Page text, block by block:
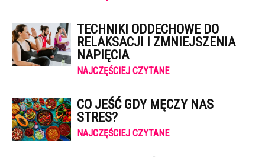
TECHNIKI ODDECHOWE DO
RELAKSACJI I ZMNIEJSZENIA
NAPIĘCIA
NAJCZĘŚCIEJ CZYTANE
CO JEŚĆ GDY MĘCZY NAS
STRES?
NAJCZĘŚCIEJ CZYTANE